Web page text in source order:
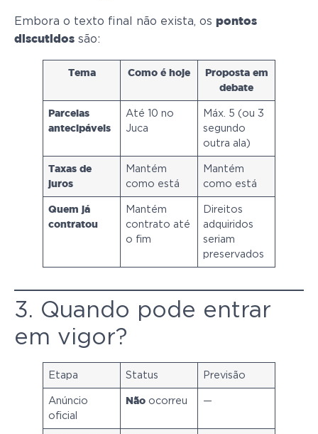
Embora o texto final não exista, os pontos
discutidos são:
Tema Como é hoje
Proposta em
debate
Parcelas
antecipáveis
Até 10 no
Juca
Máx. 5 (ou 3
segundo
outra ala)
Taxas de
juros
Mantém
como está
Mantém
como está
Quem já
contratou
Mantém
contrato até
o fim
Direitos
adquiridos
seriam
preservados
3. Quando pode entrar
em vigor?
Etapa Status Previsão
Anúncio
oficial
Não ocorreu —